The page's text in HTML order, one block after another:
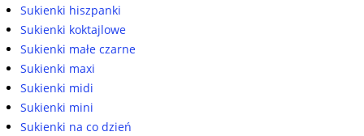
Sukienki hiszpanki
Sukienki koktajlowe
Sukienki małe czarne
Sukienki maxi
Sukienki midi
Sukienki mini
Sukienki na co dzień